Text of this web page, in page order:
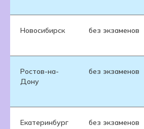
Новосибирск без экзаменов
Ростов-на-
Дону
без экзаменов
Екатеринбург без экзаменов